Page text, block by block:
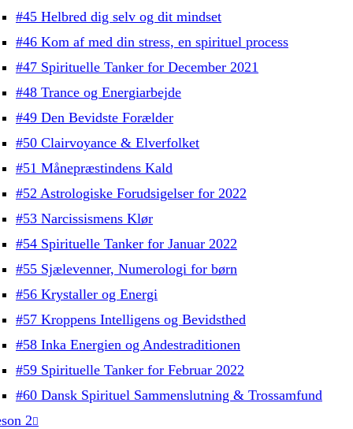
#45 Helbred dig selv og dit mindset
#46 Kom af med din stress, en spirituel process
#47 Spirituelle Tanker for December 2021
#48 Trance og Energiarbejde
#49 Den Bevidste Forælder
#50 Clairvoyance & Elverfolket
#51 Månepræstindens Kald
#52 Astrologiske Forudsigelser for 2022
#53 Narcissismens Klør
#54 Spirituelle Tanker for Januar 2022
#55 Sjælevenner, Numerologi for børn
#56 Krystaller og Energi
#57 Kroppens Intelligens og Bevidsthed
#58 Inka Energien og Andestraditionen
#59 Spirituelle Tanker for Februar 2022
#60 Dansk Spirituel Sammenslutning & Trossamfund
2